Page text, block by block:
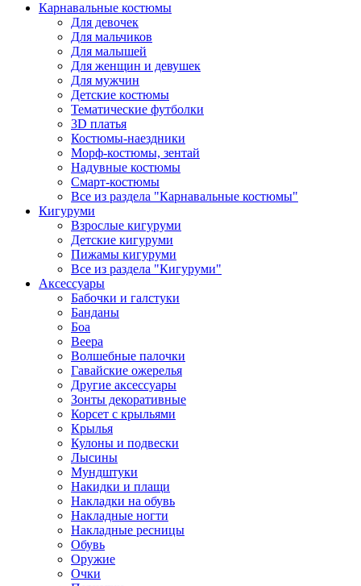
Карнавальные костюмы
Для девочек
Для мальчиков
Для малышей
Для женщин и девушек
Для мужчин
Детские костюмы
Тематические футболки
3D платья
Костюмы-наездники
Морф-костюмы, зентай
Надувные костюмы
Смарт-костюмы
Все из раздела "Карнавальные костюмы"
Кигуруми
Взрослые кигуруми
Детские кигуруми
Пижамы кигуруми
Все из раздела "Кигуруми"
Аксессуары
Бабочки и галстуки
Банданы
Боа
Веера
Волшебные палочки
Гавайские ожерелья
Другие аксессуары
Зонты декоративные
Корсет с крыльями
Крылья
Кулоны и подвески
Лысины
Мундштуки
Накидки и плащи
Накладки на обувь
Накладные ногти
Накладные ресницы
Обувь
Оружие
Очки